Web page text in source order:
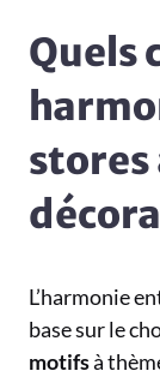
Quels
stores
L’harmonie
base sur le
motifsà